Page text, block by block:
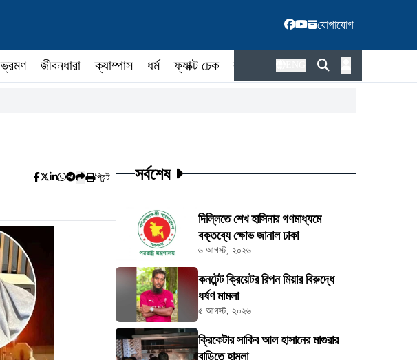
যোগাযোগ
ভ্রমণ জীবনধারা ক্যাম্পাস ধর্ম ফ্যাক্ট চেক কর্মকর্তা
প্রিন্ট সর্বশেষ
দিল্লিতে শেখ হাসিনার গণমাধ্যমে
বক্তব্যে ক্ষোভ জানাল ঢাকা
৬ আগস্ট, ২০২৬
কনটেন্ট ক্রিয়েটর রিপন মিয়ার বিরুদ্ধে
ধর্ষণ মামলা
৫ আগস্ট, ২০২৬
ক্রিকেটার সাকিব আল হাসানের মাগুরার
বাড়িতে হামলা